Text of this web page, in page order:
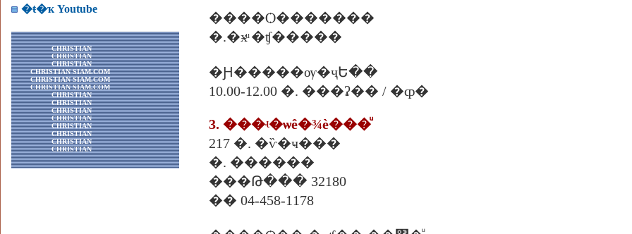
�ŧ�ҡ Youtube
CHRISTIAN
CHRISTIAN
CHRISTIAN
CHRISTIAN SIAM.COM
CHRISTIAN SIAM.COM
CHRISTIAN SIAM.COM
CHRISTIAN
CHRISTIAN
CHRISTIAN
CHRISTIAN
CHRISTIAN
CHRISTIAN
CHRISTIAN
CHRISTIAN
����Ѻ�������
�.�ӿͧ �ʧ�����
�Ԩ�����ѹ�ҷԵ��
10.00-12.00 �. ���ʡ�� / �ȹ�
3. ���ʵ�ѡê�¾è���ͧ
217 �. �ѷ�ҹ���
�. ������
���Թ��� 32180
�� 04-458-1178